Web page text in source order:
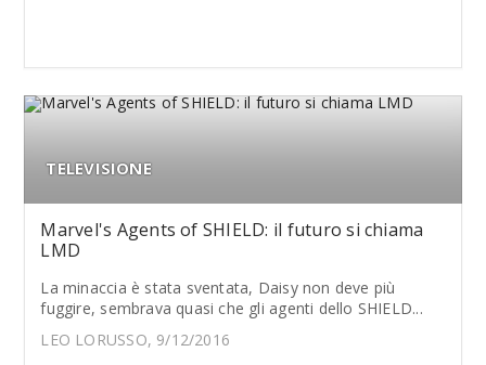
TELEVISIONE
Marvel's Agents of SHIELD: il futuro si chiama
LMD
La minaccia è stata sventata, Daisy non deve più
fuggire, sembrava quasi che gli agenti dello SHIELD...
LEO LORUSSO, 9/12/2016